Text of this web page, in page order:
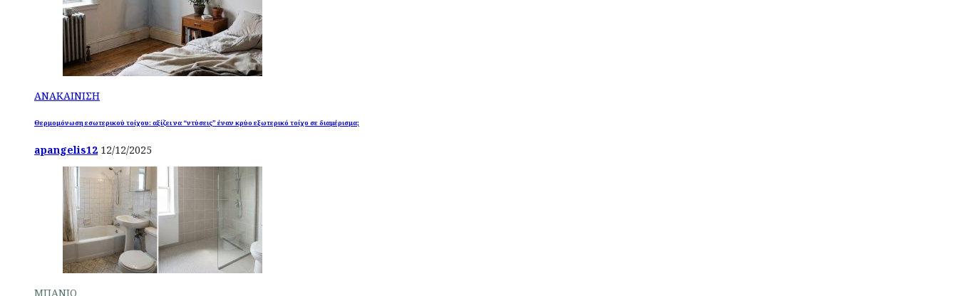
ΑΝΑΚΑΙΝΙΣΗ
Θερμομόνωση εσωτερικού τοίχου: αξίζει να “ντύσεις” έναν κρύο εξωτερικό τοίχο σε διαμέρισμα;
apangelis12 12/12/2025
ΜΠΑΝΙΟ